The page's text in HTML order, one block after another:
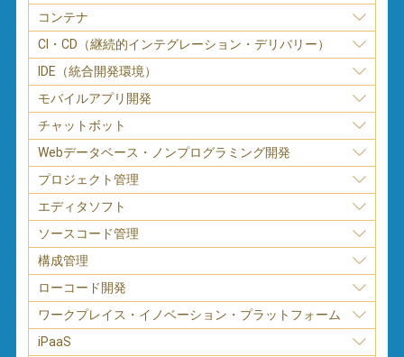
コンテナ
CI・CD（継続的インテグレーション・デリバリー）
IDE（統合開発環境）
モバイルアプリ開発
チャットボット
Webデータベース・ノンプログラミング開発
プロジェクト管理
エディタソフト
ソースコード管理
構成管理
ローコード開発
ワークプレイス・イノベーション・プラットフォーム
iPaaS